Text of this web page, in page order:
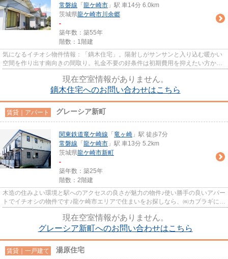
常磐線 「 龍ケ崎市 」駅 車14分 6.0km
茨城県龍ケ崎市川余郷
-
築年数：築55年
階数：1階建
気になるイチオシ物件情報：「鏑木住宅」。陽射しがサンサンと入り込む暖かい
空間を作り出す南向きの間取り。礼金不要の好条件は初期費用を抑えたい方から
現在空室情報がありません。
鏑木住宅へのお問い合わせはこちら
賃貸｜アパート グレーシア新町
関東鉄道竜ケ崎線 「 竜ヶ崎 」駅 徒歩7分
常磐線 「 龍ケ崎市 」駅 車13分 5.2km
茨城県龍ケ崎市新町
-
築年数：築25年
階数：2階建
木造の住みよい環境と駅へのアクセスの良さが魅力の物件♪使い勝手の良いアパー
トでイチオシの物件です♪龍ケ崎市エリアで住まいをお探しなら、㈱カブラギにお
現在空室情報がありません。
グレーシア新町へのお問い合わせはこちら
賃貸｜一戸建て 湯原住宅